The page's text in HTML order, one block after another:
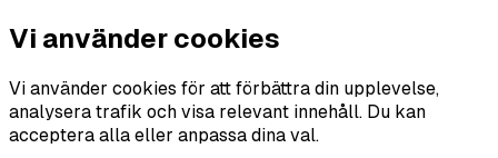
Vi använder cookies
Vi använder cookies för att förbättra din upplevelse,
analysera trafik och visa relevant innehåll. Du kan
acceptera alla eller anpassa dina val.